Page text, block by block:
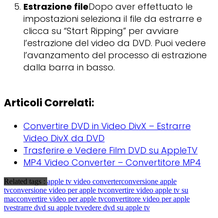
Estrazione fileDopo aver effettuato le
impostazioni seleziona il file da estrarre e
clicca su “Start Ripping” per avviare
l’estrazione del video da DVD. Puoi vedere
l’avanzamento del processo di estrazione
dalla barra in basso.
Articoli Correlati:
Convertire DVD in Video DivX – Estrarre
Video DivX da DVD
Trasferire e Vedere Film DVD su AppleTV
MP4 Video Converter – Convertitore MP4
Related tags : apple tv video converterconversione apple
tvconversione video per apple tvconvertire video apple tv su
macconvertire video per apple tvconvertitore video per apple
tvestrarre dvd su apple tvvedere dvd su apple tv